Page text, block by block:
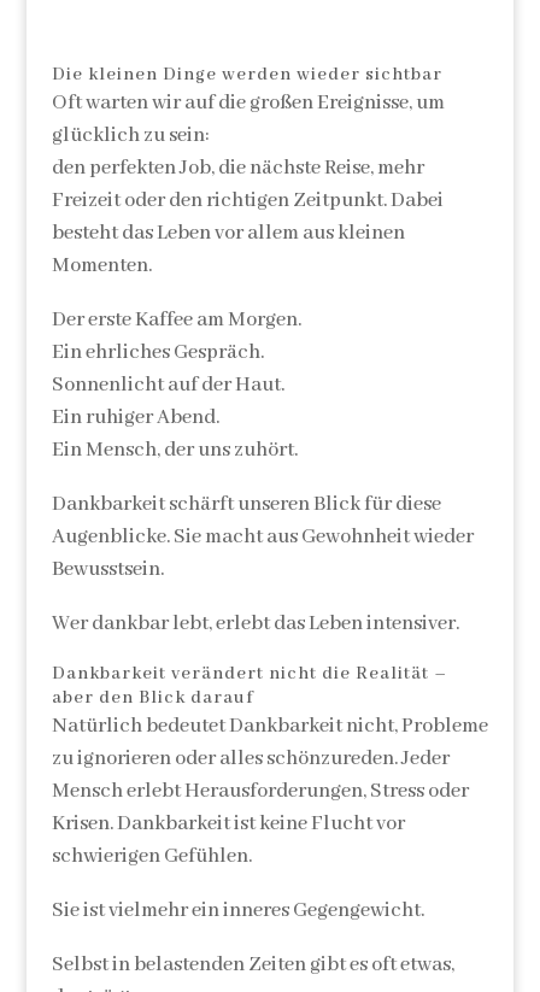
Die kleinen Dinge werden wieder sichtbar
Oft warten wir auf die großen Ereignisse, um
glücklich zu sein:
den perfekten Job, die nächste Reise, mehr
Freizeit oder den richtigen Zeitpunkt. Dabei
besteht das Leben vor allem aus kleinen
Momenten.
Der erste Kaffee am Morgen.
Ein ehrliches Gespräch.
Sonnenlicht auf der Haut.
Ein ruhiger Abend.
Ein Mensch, der uns zuhört.
Dankbarkeit schärft unseren Blick für diese
Augenblicke. Sie macht aus Gewohnheit wieder
Bewusstsein.
Wer dankbar lebt, erlebt das Leben intensiver.
Dankbarkeit verändert nicht die Realität –
aber den Blick darauf
Natürlich bedeutet Dankbarkeit nicht, Probleme
zu ignorieren oder alles schönzureden. Jeder
Mensch erlebt Herausforderungen, Stress oder
Krisen. Dankbarkeit ist keine Flucht vor
schwierigen Gefühlen.
Sie ist vielmehr ein inneres Gegengewicht.
Selbst in belastenden Zeiten gibt es oft etwas,